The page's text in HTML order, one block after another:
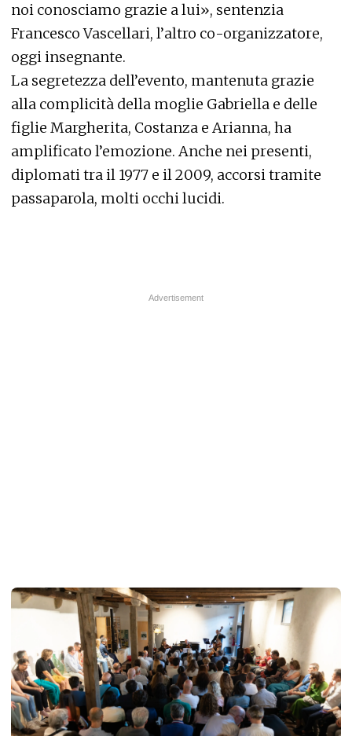
noi conosciamo grazie a lui», sentenzia
Francesco Vascellari, l’altro co-organizzatore,
oggi insegnante.
La segretezza dell’evento, mantenuta grazie
alla complicità della moglie Gabriella e delle
figlie Margherita, Costanza e Arianna, ha
amplificato l’emozione. Anche nei presenti,
diplomati tra il 1977 e il 2009, accorsi tramite
passaparola, molti occhi lucidi.